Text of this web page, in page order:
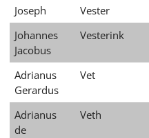
Joseph
Vester
Johannes
Jacobus
Vesterink
Adrianus
Gerardus
Vet
Adrianus
de
Veth